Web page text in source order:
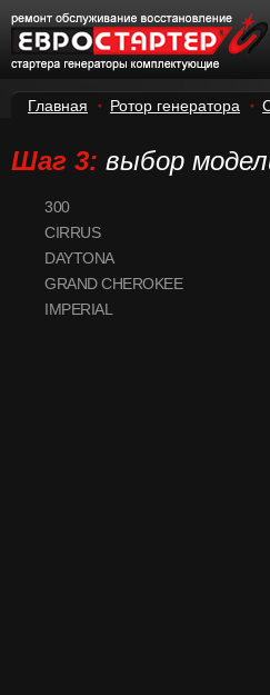
Главная Ротор генератора
Шаг 3: выбор
300
CIRRUS
DAYTONA
GRAND CHEROKEE
IMPERIAL